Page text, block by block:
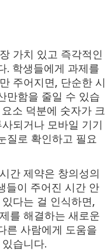
가치 있고 즉각적인
. 학생들에게 과제를
주어지면, 단순한 시
만함을 줄일 수 있습
소 덕분에 숫자가 크
되거나 모바일 기기
질로 확인하고 필요
간 제약은 창의성의
들이 주어진 시간 안
다는 걸 인식하면,
를 해결하는 새로운
른 사람에게 도움을
습니다.